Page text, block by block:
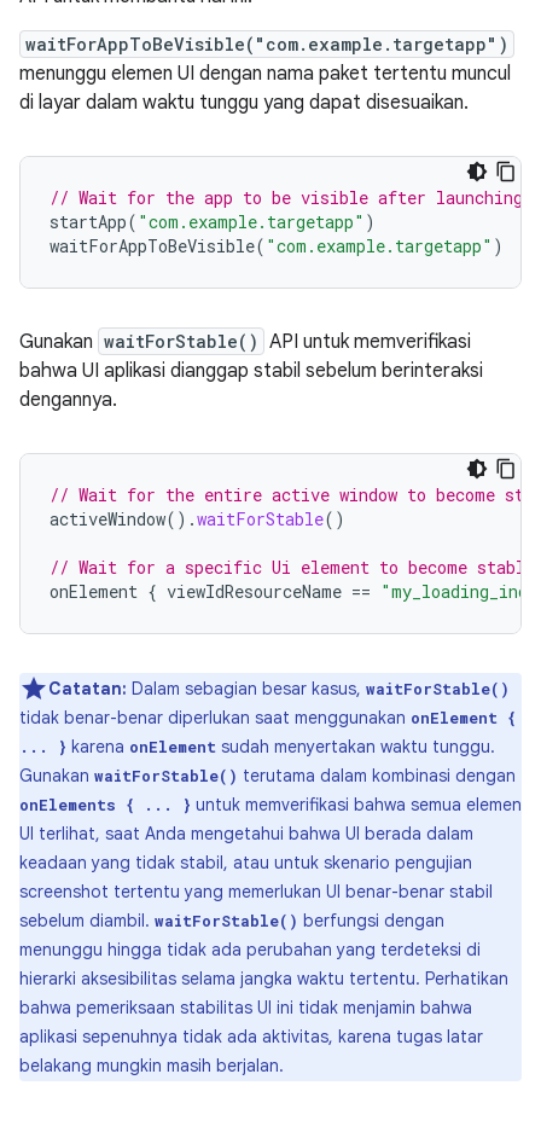
waitForAppToBeVisible("com.example.targetapp")
menunggu elemen UI dengan nama paket tertentu muncul
di layar dalam waktu tunggu yang dapat disesuaikan.
// Wait for the app to be visible after launching
startApp( "com.example.targetapp" )
waitForAppToBeVisible( "com.example.targetapp" )
Gunakan waitForStable() API untuk memverifikasi
bahwa UI aplikasi dianggap stabil sebelum berinteraksi
dengannya.
// Wait for the entire active window to become
activeWindow().waitForStable()
// Wait for a specific Ui element to become
onElement { viewIdResourceName ==
Catatan: Dalam sebagian besar kasus, waitForStable()
tidak benar-benar diperlukan saat menggunakan onElement {
... } karena onElement sudah menyertakan waktu tunggu.
Gunakan waitForStable() terutama dalam kombinasi dengan
onElements { ... } untuk memverifikasi bahwa semua elemen
UI terlihat, saat Anda mengetahui bahwa UI berada dalam
keadaan yang tidak stabil, atau untuk skenario pengujian
screenshot tertentu yang memerlukan UI benar-benar stabil
sebelum diambil. waitForStable() berfungsi dengan
menunggu hingga tidak ada perubahan yang terdeteksi di
hierarki aksesibilitas selama jangka waktu tertentu. Perhatikan
bahwa pemeriksaan stabilitas UI ini tidak menjamin bahwa
aplikasi sepenuhnya tidak ada aktivitas, karena tugas latar
belakang mungkin masih berjalan.